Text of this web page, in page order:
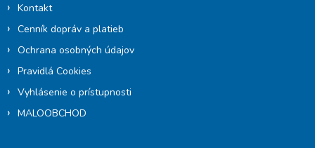
Kontakt
Cenník dopráv a platieb
Ochrana osobných údajov
Pravidlá Cookies
Vyhlásenie o prístupnosti
MALOOBCHOD